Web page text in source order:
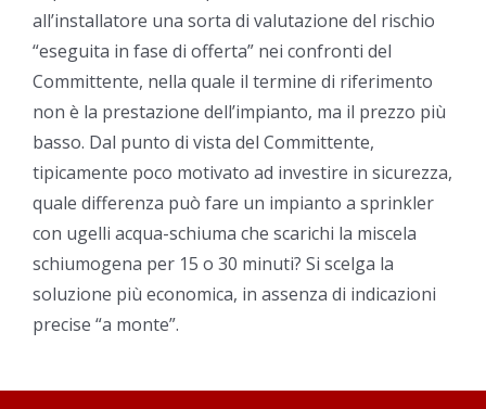
all’installatore una sorta di valutazione del rischio
“eseguita in fase di offerta” nei confronti del
Committente, nella quale il termine di riferimento
non è la prestazione dell’impianto, ma il prezzo più
basso. Dal punto di vista del Committente,
tipicamente poco motivato ad investire in sicurezza,
quale differenza può fare un impianto a sprinkler
con ugelli acqua-schiuma che scarichi la miscela
schiumogena per 15 o 30 minuti? Si scelga la
soluzione più economica, in assenza di indicazioni
precise “a monte”.